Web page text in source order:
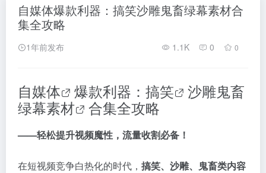
自媒体爆款利器：搞笑沙雕鬼畜绿幕素材合
集全攻略
1年前发布 1.1K 0 0
自媒体 爆款利器： 搞笑
沙雕鬼畜
绿幕素材
合集全攻略
——轻松提升视频魔性，流量收割必备！
在短视频竞争白热化的时代， 搞笑、沙雕、鬼畜类内容